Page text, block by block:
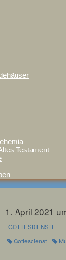
Testament
1. April 2021
GOTTESDIENSTE
Gottesdienst